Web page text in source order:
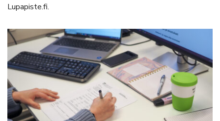
Lupapiste.fi.